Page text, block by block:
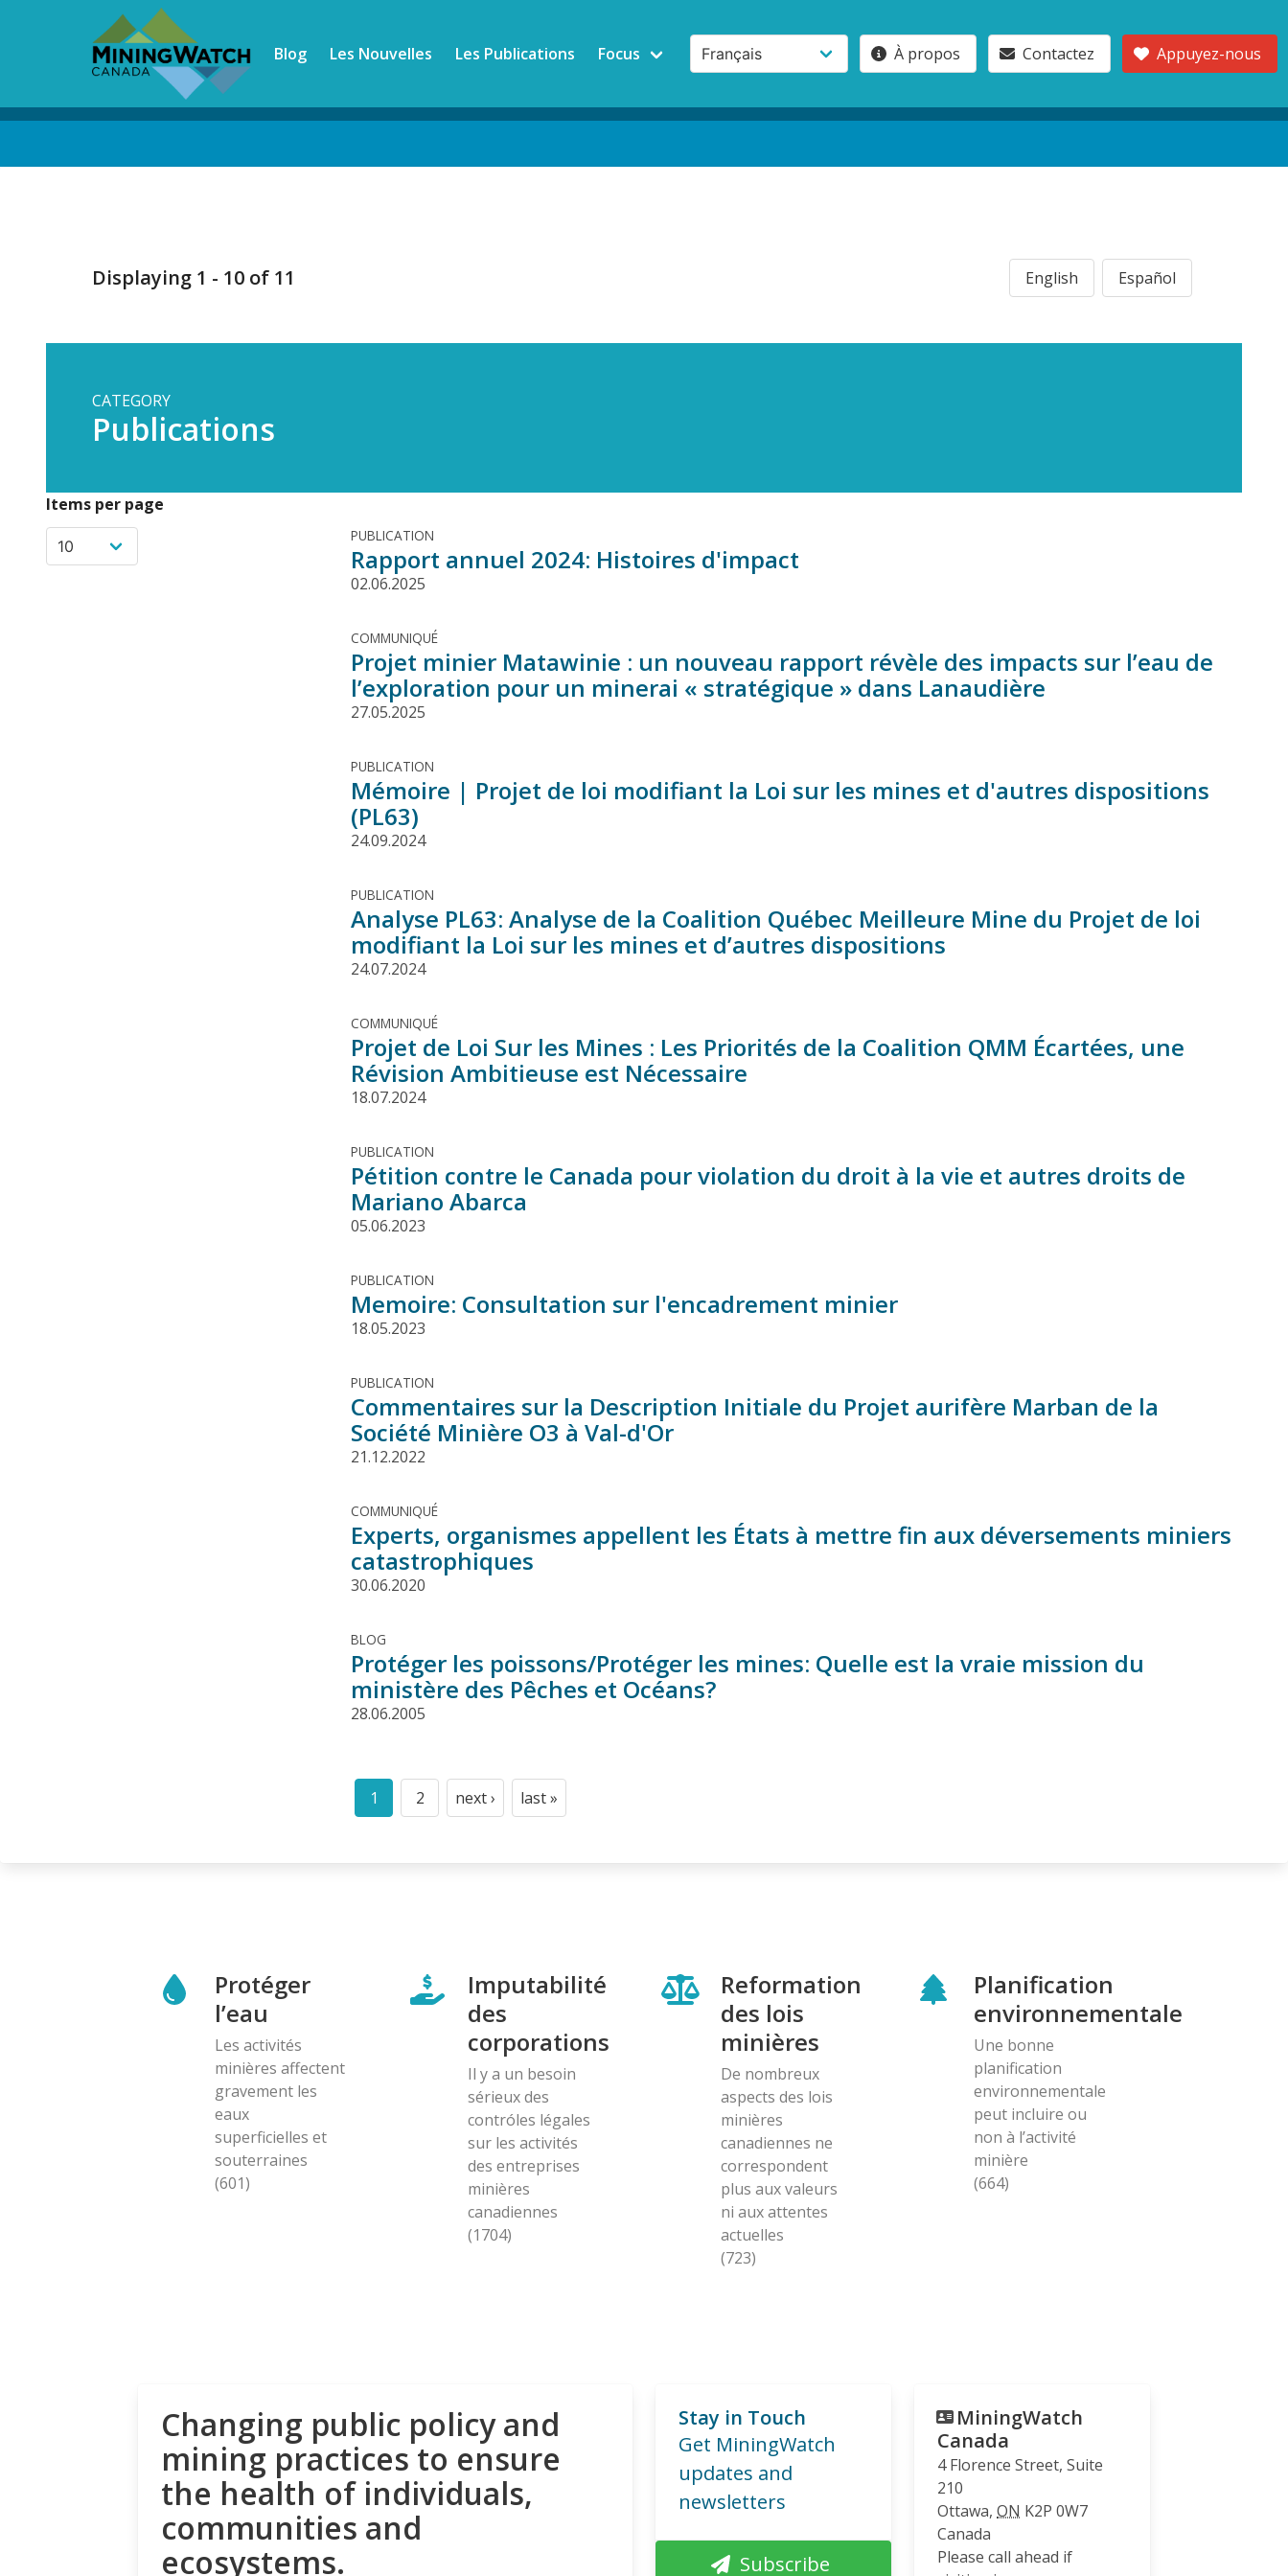
Blog Les Nouvelles Les Publications Focus À propos Contactez Appuyez-nous
Displaying 1 - 10 of 11 English Español
CATEGORY
Publications
Items per page
PUBLICATION
Rapport annuel 2024: Histoires d'impact
02.06.2025
COMMUNIQUÉ
Projet minier Matawinie : un nouveau rapport révèle des impacts sur l’eau de
l’exploration pour un minerai « stratégique » dans Lanaudière
27.05.2025
PUBLICATION
Mémoire | Projet de loi modifiant la Loi sur les mines et d'autres dispositions
(PL63)
24.09.2024
PUBLICATION
Analyse PL63: Analyse de la Coalition Québec Meilleure Mine du Projet de loi
modifiant la Loi sur les mines et d’autres dispositions
24.07.2024
COMMUNIQUÉ
Projet de Loi Sur les Mines : Les Priorités de la Coalition QMM Écartées, une
Révision Ambitieuse est Nécessaire
18.07.2024
PUBLICATION
Pétition contre le Canada pour violation du droit à la vie et autres droits de
Mariano Abarca
05.06.2023
PUBLICATION
Memoire: Consultation sur l'encadrement minier
18.05.2023
PUBLICATION
Commentaires sur la Description Initiale du Projet aurifère Marban de la
Société Minière O3 à Val-d'Or
21.12.2022
COMMUNIQUÉ
Experts, organismes appellent les États à mettre fin aux déversements miniers
catastrophiques
30.06.2020
BLOG
Protéger les poissons/Protéger les mines: Quelle est la vraie mission du
ministère des Pêches et Océans?
28.06.2005
Pagination
Current
1
Page
2
Next
next ›
Last
last »
Protéger
l’eau
Les activités
minières affectent
gravement les
eaux
superficielles et
souterraines
(601)
Imputabilité
des
corporations
Il y a un besoin
sérieux des
contróles légales
sur les activités
des entreprises
minières
canadiennes
(1704)
Reformation
des lois
minières
De nombreux
aspects des lois
minières
canadiennes ne
correspondent
plus aux valeurs
ni aux attentes
actuelles
(723)
Planification
environnementale
Une bonne
planification
environnementale
peut incluire ou
non à l’activité
minière
(664)
Changing public policy and
mining practices to ensure
the health of individuals,
communities and
ecosystems.
Stay in Touch
Get MiningWatch
updates and
newsletters
Subscribe
MiningWatch
Canada
4 Florence Street, Suite
210
Ottawa, ON K2P 0W7
Canada
Please call ahead if